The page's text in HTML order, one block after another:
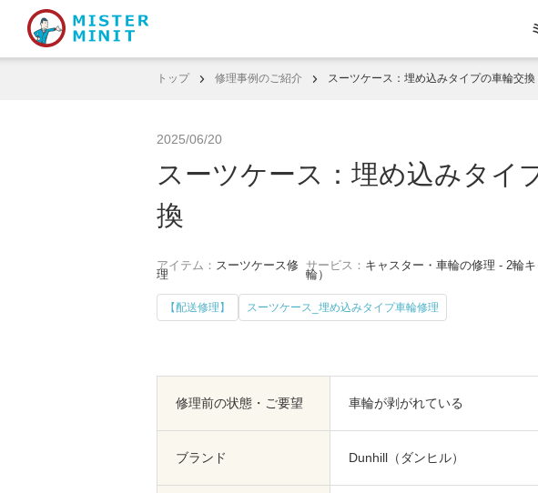
トップ 修理事例のご紹介 スーツケース：埋め込みタイプの車輪交換
2025/06/20
スーツケース：埋め込みタイ
換
アイテム： スーツケース修
理
サービス： キャスター・車輪の修理 - 2輪
輪）
【配送修理】 スーツケース_埋め込みタイプ車輪修理
修理前の状態・ご要望 車輪が剥がれている
ブランド Dunhill（ダンヒル）